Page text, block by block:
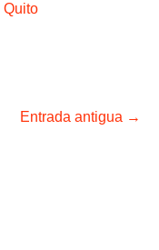
Quito
Entrada antigua →